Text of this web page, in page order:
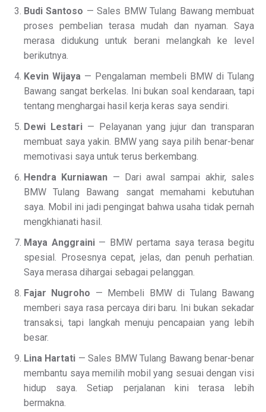
Budi Santoso — Sales BMW Tulang Bawang membuat
proses pembelian terasa mudah dan nyaman. Saya
merasa didukung untuk berani melangkah ke level
berikutnya.
Kevin Wijaya — Pengalaman membeli BMW di Tulang
Bawang sangat berkelas. Ini bukan soal kendaraan, tapi
tentang menghargai hasil kerja keras saya sendiri.
Dewi Lestari— Pelayanan yang jujur dan transparan
membuat saya yakin. BMW yang saya pilih benar-benar
memotivasi saya untuk terus berkembang.
Hendra Kurniawan — Dari awal sampai akhir, sales
BMW Tulang Bawang sangat memahami kebutuhan
saya. Mobil ini jadi pengingat bahwa usaha tidak pernah
mengkhianati hasil.
Maya Anggraini— BMW pertama saya terasa begitu
spesial. Prosesnya cepat, jelas, dan penuh perhatian.
Saya merasa dihargai sebagai pelanggan.
Fajar Nugroho — Membeli BMW di Tulang Bawang
memberi saya rasa percaya diri baru. Ini bukan sekadar
transaksi, tapi langkah menuju pencapaian yang lebih
besar.
Lina Hartati — Sales BMW Tulang Bawang benar-benar
membantu saya memilih mobil yang sesuai dengan visi
hidup saya. Setiap perjalanan kini terasa lebih
bermakna.